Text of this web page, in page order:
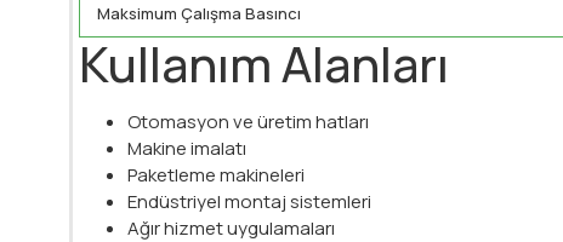
Maksimum Çalışma Basıncı
Kullanım Alanları
Otomasyon ve üretim hatları
Makine imalatı
Paketleme makineleri
Endüstriyel montaj sistemleri
Ağır hizmet uygulamaları